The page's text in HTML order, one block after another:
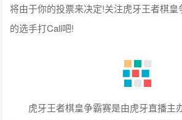
将由于你的投票来决定!关注虎牙王者棋
的选手打Call吧!
虎牙王者棋皇争霸赛是由虎牙直播主